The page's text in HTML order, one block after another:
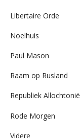
Libertaire Orde
Noelhuis
Paul Mason
Raam op Rusland
Republiek Allochtonië
Rode Morgen
Videre